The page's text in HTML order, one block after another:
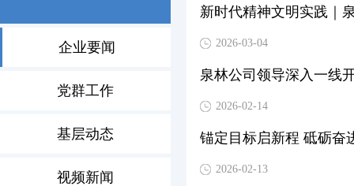
企业要闻
党群工作
基层动态
视频新闻
新时代精神文明实践｜
2026-03-04
泉林公司领导深入一线
2026-02-14
2026-02-13